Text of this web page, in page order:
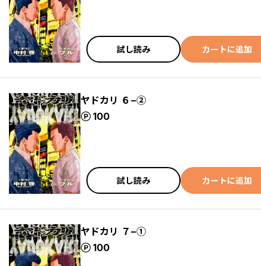
試し読み カートに追加
ヤドカリ ６−②
100
ポイント
試し読み カートに追加
ヤドカリ ７−①
100
ポイント